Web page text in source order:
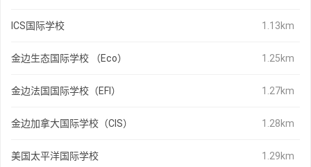
ICS国际学校 1.13km
金边生态国际学校 （Eco） 1.25km
金边法国国际学校（EFI） 1.27km
金边加拿大国际学校（CIS） 1.28km
美国太平洋国际学校 1.29km